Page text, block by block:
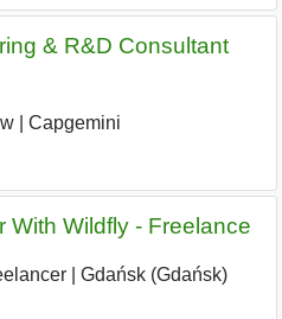
& R&D Consultant
Capgemini
With Wildfly - Freelance
| Gdańsk (Gdańsk)|